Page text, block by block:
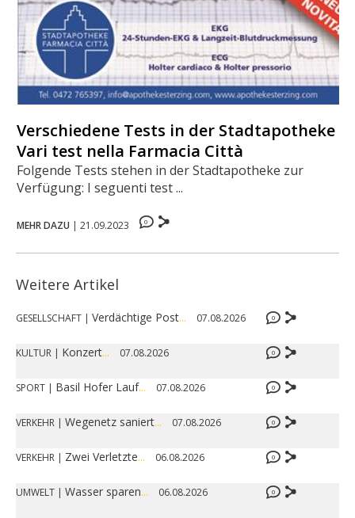
Verschiedene Tests in der Stadtapotheke -
Vari test nella Farmacia Città
Folgende Tests stehen in der Stadtapotheke zur
Verfügung: I seguenti test ...
MEHR DAZU | 21.09.2023 0
Weitere Artikel
GESELLSCHAFT | Verdächtige Post... 07.08.2026 0
KULTUR | Konzert... 07.08.2026 0
SPORT | Basil Hofer Lauf... 07.08.2026 0
VERKEHR | Wegenetz saniert... 07.08.2026 0
VERKEHR | Zwei Verletzte... 06.08.2026 0
UMWELT | Wasser sparen... 06.08.2026 0